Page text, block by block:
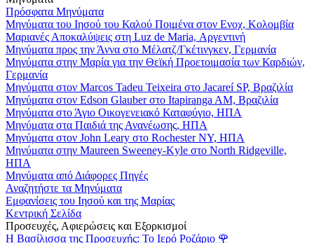
Πρόσφατα Μηνύματα
Μηνύματα του Ιησού του Καλού Ποιμένα στον Ενοχ, Κολομβία
Μαριανές Αποκαλύψεις στη Luz de Maria, Αργεντινή
Μηνύματα προς την Άννα στο Μέλατζ/Γκέτινγκεν, Γερμανία
Μηνύματα στην Μαρία για την Θεϊκή Προετοιμασία των Καρδιών,
Γερμανία
Μηνύματα στον Marcos Tadeu Teixeira στο Jacareí SP, Βραζιλία
Μηνύματα στον Edson Glauber στο Itapiranga AM, Βραζιλία
Μηνύματα στο Άγιο Οικογενειακό Καταφύγιο, ΗΠΑ
Μηνύματα στα Παιδιά της Ανανέωσης, ΗΠΑ
Μηνύματα στον John Leary στο Rochester NY, ΗΠΑ
Μηνύματα στην Maureen Sweeney-Kyle στο North Ridgeville,
ΗΠΑ
Μηνύματα από Διάφορες Πηγές
Αναζητήστε τα Μηνύματα
Εμφανίσεις του Ιησού και της Μαρίας
Κεντρική Σελίδα
Προσευχές, Αφιερώσεις και Εξορκισμοί
Η Βασίλισσα της Προσευχής: Το Ιερό Ροζάριο 🌹